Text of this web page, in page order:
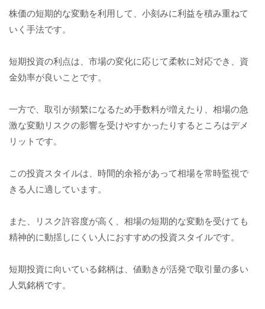
株価の短期的な変動を利用して、小刻みに利益を積み重ねて
いく手法です。
短期投資の利点は、市場の変化に応じて柔軟に対応でき、資
金効率が良いことです。
一方で、取引が頻繁になるため手数料が増えたり、相場の急
激な変動リスクの影響を受けやすかったりするところはデメ
リットです。
この投資スタイルは、時間的余裕があって相場を常時監視で
きる人に適しています。
また、リスク許容度が高く、相場の短期的な変動を受けても
精神的に動揺しにくい人におすすめの投資スタイルです。
短期投資に向いている銘柄は、値動きが活発で取引量の多い
人気銘柄です。